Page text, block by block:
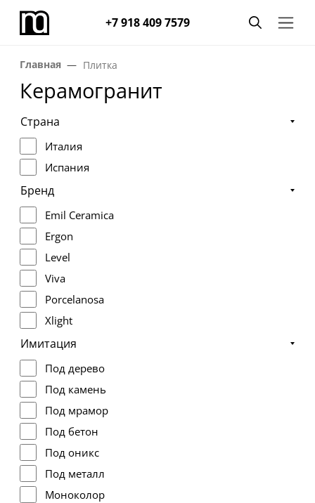
+7 918 409 7579
Главная Плитка
Керамогранит
Страна
Италия
Испания
Бренд
Emil Ceramica
Ergon
Level
Viva
Porcelanosa
Xlight
Имитация
Под дерево
Под камень
Под мрамор
Под бетон
Под оникс
Под металл
Моноколор